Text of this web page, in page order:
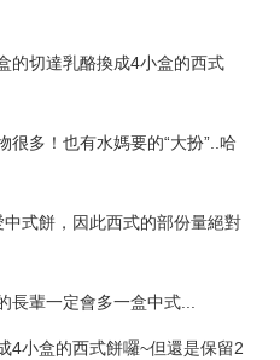
的切達乳酪換成4小盒的西式
很多！也有水媽要的“大扮”..哈
式餅，因此西式的部份量絕對
長輩一定會多一盒中式...
4小盒的西式餅囉~但還是保留2